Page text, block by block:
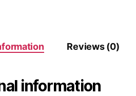
Reviews (0)
information